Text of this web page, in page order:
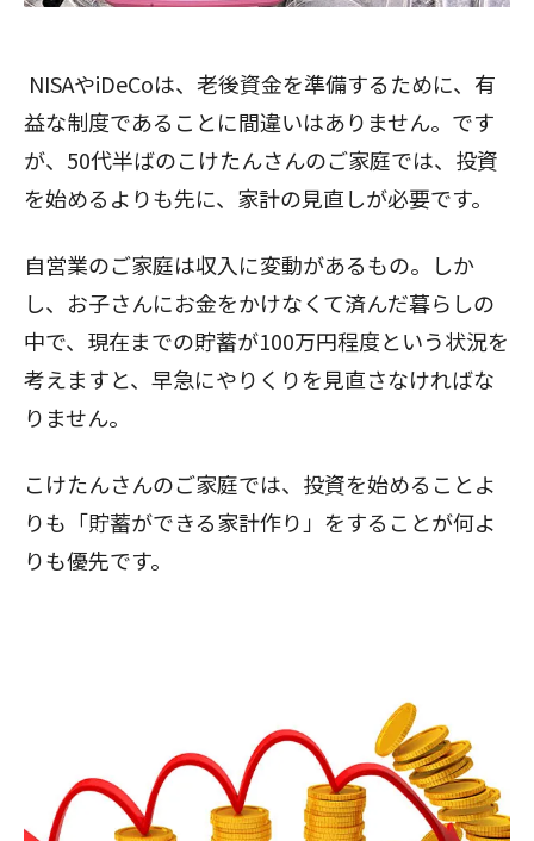
NISAやiDeCoは、老後資金を準備するために、有
益な制度であることに間違いはありません。です
が、50代半ばのこけたんさんのご家庭では、投資
を始めるよりも先に、家計の見直しが必要です。
自営業のご家庭は収入に変動があるもの。しか
し、お子さんにお金をかけなくて済んだ暮らしの
中で、現在までの貯蓄が100万円程度という状況を
考えますと、早急にやりくりを見直さなければな
りません。
こけたんさんのご家庭では、投資を始めることよ
りも「貯蓄ができる家計作り」をすることが何よ
りも優先です。